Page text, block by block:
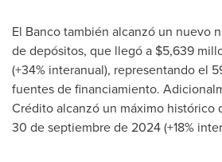
El Banco también alcanzó un nuevo
de depósitos, que llegó a $5,639
(+34% interanual), representando el
fuentes de financiamiento.
Crédito alcanzó un máximo histórico
30 de septiembre de 2024 (+18%